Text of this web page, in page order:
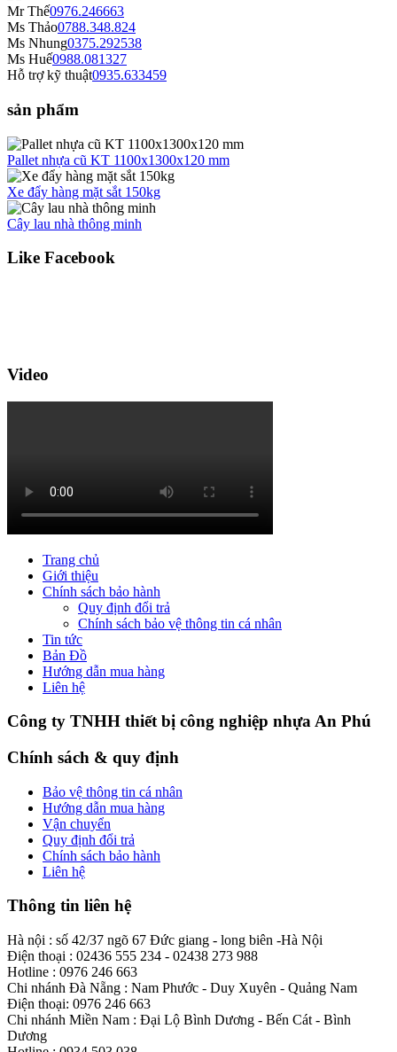
Mr Thế0976.246663
Ms Thảo0788.348.824
Ms Nhung0375.292538
Ms Huế0988.081327
Hỗ trợ kỹ thuật0935.633459
sản phẩm
Pallet nhựa cũ KT 1100x1300x120 mm
Xe đẩy hàng mặt sắt 150kg
Cây lau nhà thông minh
Like Facebook
Video
Trang chủ
Giới thiệu
Chính sách bảo hành
Quy định đổi trả
Chính sách bảo vệ thông tin cá nhân
Tin tức
Bản Đồ
Hướng dẫn mua hàng
Liên hệ
Công ty TNHH thiết bị công nghiệp nhựa An Phú
Chính sách & quy định
Bảo vệ thông tin cá nhân
Hướng dẫn mua hàng
Vận chuyển
Quy định đổi trả
Chính sách bảo hành
Liên hệ
Thông tin liên hệ
Hà nội : số 42/37 ngõ 67 Đức giang - long biên -Hà Nội
Điện thoại : 02436 555 234 - 02438 273 988
Hotline : 0976 246 663
Chi nhánh Đà Nẵng : Nam Phước - Duy Xuyên - Quảng Nam
Điện thoại: 0976 246 663
Chi nhánh Miền Nam : Đại Lộ Bình Dương - Bến Cát - Bình
Dương